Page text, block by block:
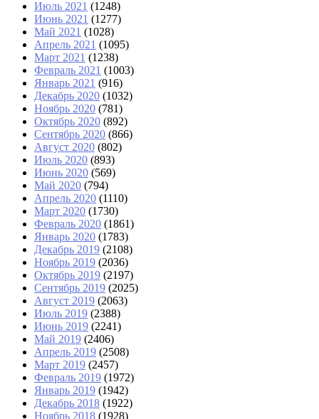
Июль 2021 (1248)
Июнь 2021 (1277)
Май 2021 (1028)
Апрель 2021 (1095)
Март 2021 (1238)
Февраль 2021 (1003)
Январь 2021 (916)
Декабрь 2020 (1032)
Ноябрь 2020 (781)
Октябрь 2020 (892)
Сентябрь 2020 (866)
Август 2020 (802)
Июль 2020 (893)
Июнь 2020 (569)
Май 2020 (794)
Апрель 2020 (1110)
Март 2020 (1730)
Февраль 2020 (1861)
Январь 2020 (1783)
Декабрь 2019 (2108)
Ноябрь 2019 (2036)
Октябрь 2019 (2197)
Сентябрь 2019 (2025)
Август 2019 (2063)
Июль 2019 (2388)
Июнь 2019 (2241)
Май 2019 (2406)
Апрель 2019 (2508)
Март 2019 (2457)
Февраль 2019 (1972)
Январь 2019 (1942)
Декабрь 2018 (1922)
Ноябрь 2018 (1928)